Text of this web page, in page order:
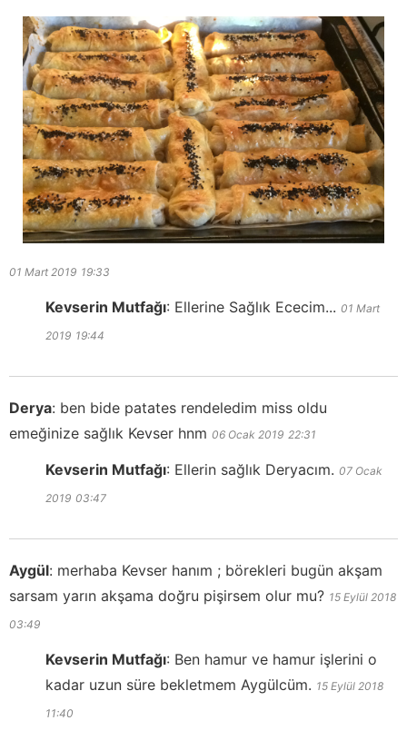
01 Mart 2019 19:33
Kevserin Mutfağı: Ellerine Sağlık Ececim... 01 Mart
2019 19:44
Derya: ben bide patates rendeledim miss oldu
emeğinize sağlık Kevser hnm 06 Ocak 2019 22:31
Kevserin Mutfağı: Ellerin sağlık Deryacım. 07 Ocak
2019 03:47
Aygül: merhaba Kevser hanım ; börekleri bugün akşam
sarsam yarın akşama doğru pişirsem olur mu? 15 Eylül 2018
03:49
Kevserin Mutfağı: Ben hamur ve hamur işlerini o
kadar uzun süre bekletmem Aygülcüm. 15 Eylül 2018
11:40